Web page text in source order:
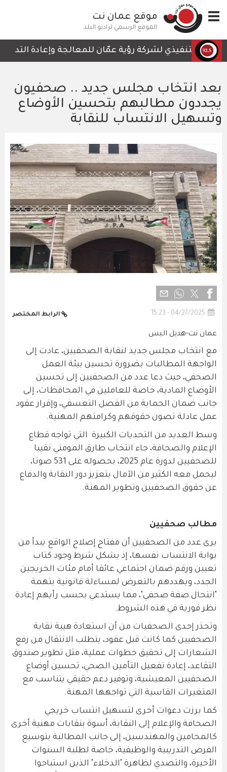
إلى
المحتوى
الرئيسي
Toggle
navigation
موقع عمان نت
الموقع الرسمي لراديو البلد
التنفيذي لشركة رؤية عمّان للمعالجة وإعادة التدوير،
بعد انتخاب مجلس جديد .. صحفيون
يجددون مطالبهم بتحسين الأوضاع
وتسهيل الانتساب للنقابة
04/27/2025 - 15:23 الرابط المختصر
عمان نت-هديل البس
مع انتخاب مجلس جديد لنقابة الصحفيين، عادت إلى
الواجهة المطالبات بضرورة تحسين بيئة العمل
الصحفي، حيث دعا عدد من الصحفيين إلى تحسين
الأوضاع المادية، خاصة للعاملين في المحافظات، إلى
جانب ضمان الحماية من الفصل التعسفي، وإقرار عقود
عمل عادلة تصون حقوقهم وكرامتهم المهنية.
وسط العديد من التحديات الكبيرة التي تواجه قطاع
الإعلام والصحافة، جاء انتخاب طارق المومني نقيبا
للصحفيين لدورة عام 2025، بحصوله على 531 صوتا،
ليحمل معه الكثير من الآمال بتعزيز دور النقابة والدفاع
عن حقوق الصحفيين وتطوير المهنة.
مطالب صحفيين
يرى عدد من الصحفيين أن مفتاح إصلاح الواقع يبدأ من
بوابة الانتساب نفسها، إذ يشكل شرط وجود كتاب
تعيين ورقم ضمان اجتماعي عائقا أمام مئات الخريجين
الجدد، ويهددهم بالتعرض لمساءلة قانونية بتهمة
"انتحال صفة صحفي"، مما يستدعي بحسب رأيهم إعادة
نظر فورية في هذه الشروط.
وتحذر إحدى الصحفيات من أن استعادة هيبة نقابة
الصحفيين كما كانت قبل عقود، يتطلب الانتقال من رفع
الشعارات إلى تحقيق خطوات عملية، مثل تطوير صندوق
التقاعد، إعادة تفعيل التأمين الصحي، تحسين أوضاع
الصحفيين المعيشية، وتوفير دعم حقيقي يتناسب مع
المتغيرات القاسية التي تواجهها المهنة.
كما برزت دعوات أخرى لتسهيل انتساب خريجي
الصحافة والإعلام إلى النقابة، أسوة بنقابات مهنية أخرى
كالمحامين والمهندسين، إلى جانب المطالبة بتوسيع
الفرص التدريبية والوظيفية، خاصة لطلبة السنوات
الأخيرة، والتصدي لظاهرة "الدخلاء" الذين استباحوا